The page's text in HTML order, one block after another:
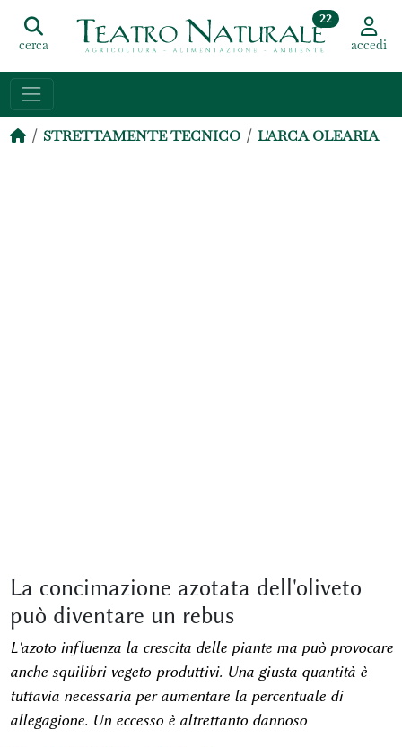
cerca
22
accedi
STRETTAMENTE TECNICO L'ARCA OLEARIA
La concimazione azotata dell'oliveto
può diventare un rebus
L'azoto influenza la crescita delle piante ma può provocare
anche squilibri vegeto-produttivi. Una giusta quantità è
tuttavia necessaria per aumentare la percentuale di
allegagione. Un eccesso è altrettanto dannoso